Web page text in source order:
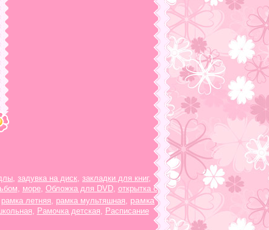
задувка на диск закладки для книг,
море, Обложка для DVD, открытка с
рамка летняя рамка мультяшная
рамка
Рамочка детская
Расписание